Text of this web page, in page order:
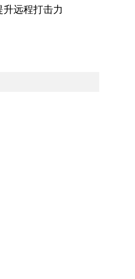
远程打击力